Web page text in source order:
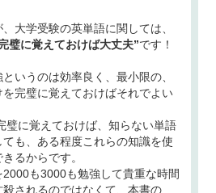
大学受験の英単語に関しては、
璧に覚えておけば大丈夫”です！
いうのは効率良く、最小限の、
完璧に覚えておけばそれでよい
に覚えておけば、知らない単語
も、ある程度これらの知識を使
るからです。
も3000も勉強して貴重な時間
されるのではなくて、本書の